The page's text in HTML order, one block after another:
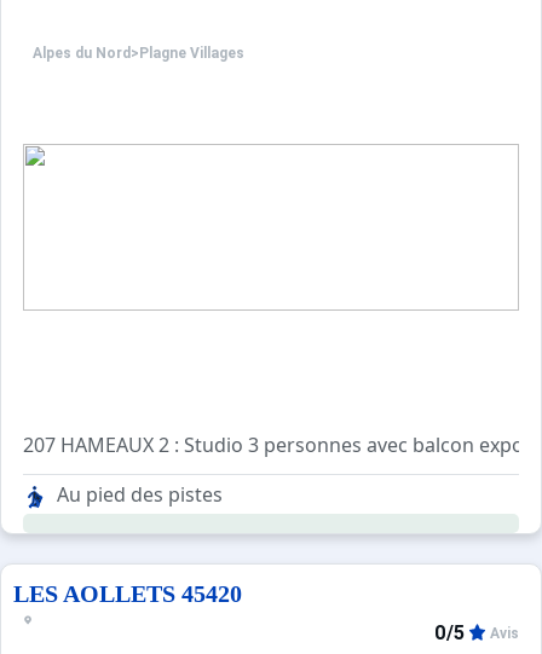
Alpes du Nord > Plagne Villages
207 HAMEAUX 2 : Studio 3 personnes avec balcon
2è étage avec ascenceur, au pied des pistes
2 canapé clic clac 2 personnes. TV
équipé réfrigérateur, micro ondes, four et 2 plaques
SDB avec baignoire et WC
Au pied des pistes
LES AOLLETS 45420
0/5 Avis